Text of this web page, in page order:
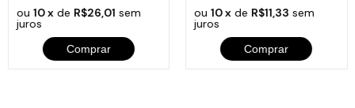
ou 10 xde R$26,01 sem
juros
Comprar
ou 10 xde R$11,33 sem
juros
Comprar